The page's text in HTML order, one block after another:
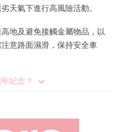
天氣下進行高風險活動。
地及避免接觸金屬物品，以
意路面濕滑，保持安全車
紀念？